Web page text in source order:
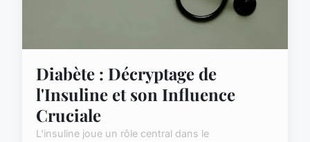
Diabète : Décryptage de
l'Insuline et son Influence
Cruciale
L'insuline joue un rôle central dans le